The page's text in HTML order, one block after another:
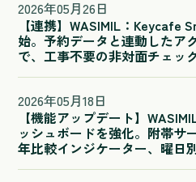
2026年05月26日
【連携】WASIMIL：Keycafe
始。予約データと連動したア
で、工事不要の非対面チェッ
2026年05月18日
【機能アップデート】
ッシュボードを強化。附帯サ
年比較インジケーター、曜日